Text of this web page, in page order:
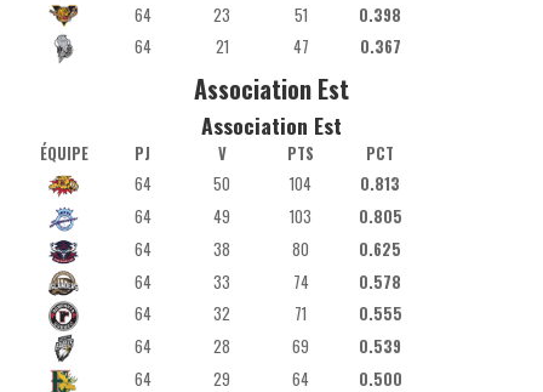
64
23 51
0.398
64
21 47 0.367
Association Est
Association Est
ÉQUIPE PJ V PTS
PCT
64
50 104
0.813
64
49 103
0.805
64
38 80
0.625
64
33 74
0.578
64
32 71
0.555
64
28 69
0.539
64
29 64
0.500